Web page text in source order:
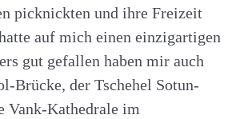
picknickten und ihre Freizeit
auf mich einen einzigartigen
gut gefallen haben mir auch
Brücke, der Tschehel Sotun-
Vank-Kathedrale im